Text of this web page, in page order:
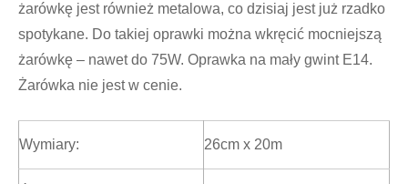
żarówkę jest również metalowa, co dzisiaj jest już rzadko
spotykane. Do takiej oprawki można wkręcić mocniejszą
żarówkę – nawet do 75W. Oprawka na mały gwint E14.
Żarówka nie jest w cenie.
Wymiary: 26cm x 20m